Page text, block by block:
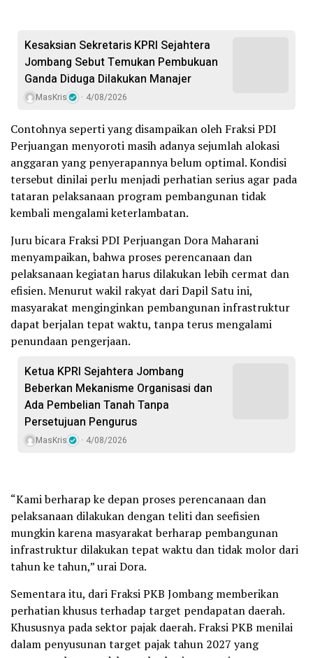
Kesaksian Sekretaris KPRI Sejahtera
Jombang Sebut Temukan Pembukuan
Ganda Diduga Dilakukan Manajer
MasKris 4/08/2026
Contohnya seperti yang disampaikan oleh Fraksi PDI
Perjuangan menyoroti masih adanya sejumlah alokasi
anggaran yang penyerapannya belum optimal. Kondisi
tersebut dinilai perlu menjadi perhatian serius agar pada
tataran pelaksanaan program pembangunan tidak
kembali mengalami keterlambatan.
Juru bicara Fraksi PDI Perjuangan Dora Maharani
menyampaikan, bahwa proses perencanaan dan
pelaksanaan kegiatan harus dilakukan lebih cermat dan
efisien. Menurut wakil rakyat dari Dapil Satu ini,
masyarakat menginginkan pembangunan infrastruktur
dapat berjalan tepat waktu, tanpa terus mengalami
penundaan pengerjaan.
Ketua KPRI Sejahtera Jombang
Beberkan Mekanisme Organisasi dan
Ada Pembelian Tanah Tanpa
Persetujuan Pengurus
MasKris 4/08/2026
“Kami berharap ke depan proses perencanaan dan
pelaksanaan dilakukan dengan teliti dan seefisien
mungkin karena masyarakat berharap pembangunan
infrastruktur dilakukan tepat waktu dan tidak molor dari
tahun ke tahun,” urai Dora.
Sementara itu, dari Fraksi PKB Jombang memberikan
perhatian khusus terhadap target pendapatan daerah.
Khususnya pada sektor pajak daerah. Fraksi PKB menilai
dalam penyusunan target pajak tahun 2027 yang